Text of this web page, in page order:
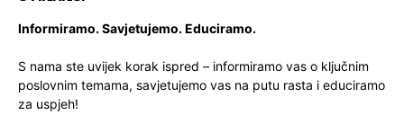
Informiramo. Savjetujemo. Educiramo.
S nama ste uvijek korak ispred – informiramo vas o ključnim
poslovnim temama, savjetujemo vas na putu rasta i educiramo
za uspjeh!